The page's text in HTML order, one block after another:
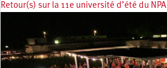
Retour(s) sur la 11e université d’été du NPA